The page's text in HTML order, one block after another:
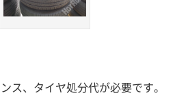
ス、タイヤ処分代が必要です。